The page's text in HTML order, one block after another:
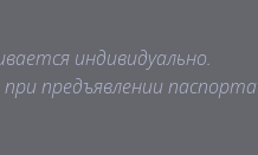
индивидуально.
предъявлении паспорта